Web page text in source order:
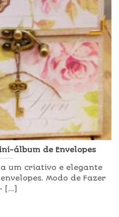
álbum de Envelopes
um criativo e elegante
Modo de Fazer
[...]